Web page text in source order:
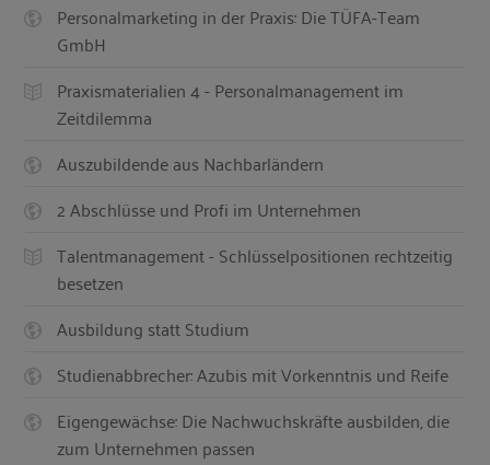
Personalmarketing in der Praxis: Die TÜFA-Team
GmbH
Praxismaterialien 4 - Personalmanagement im
Zeitdilemma
Auszubildende aus Nachbarländern
2 Abschlüsse und Profi im Unternehmen
Talentmanagement - Schlüsselpositionen rechtzeitig
besetzen
Ausbildung statt Studium
Studienabbrecher: Azubis mit Vorkenntnis und Reife
Eigengewächse: Die Nachwuchskräfte ausbilden, die
zum Unternehmen passen